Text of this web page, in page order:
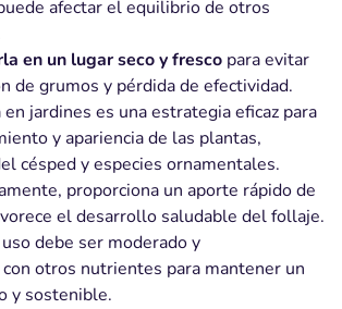
afectar el equilibrio de otros
en un lugar seco y fresco para evitar
de grumos y pérdida de efectividad.
jardines es una estrategia eficaz para
y apariencia de las plantas,
césped y especies ornamentales.
proporciona un aporte rápido de
el desarrollo saludable del follaje.
debe ser moderado y
otros nutrientes para mantener un
y sostenible.